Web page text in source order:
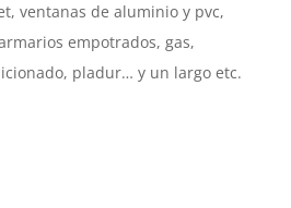
ventanas de aluminio y pvc,
empotrados, gas,
pladur… y un largo etc.